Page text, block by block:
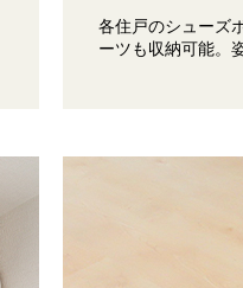
各住戸のシューズ
ーツも収納可能。